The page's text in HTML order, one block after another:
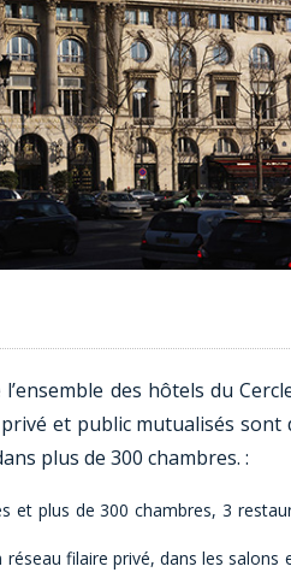
des hôtels du
et public mutualisés sont
plus de 300 chambres. :
et plus de 300 chambres, 3
filaire privé, dans les salons